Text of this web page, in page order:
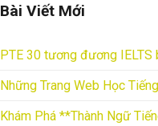
Bài Viết Mới
PTE 30 tương đương
Những Trang Web Học
Khám Phá **Thành Ngữ